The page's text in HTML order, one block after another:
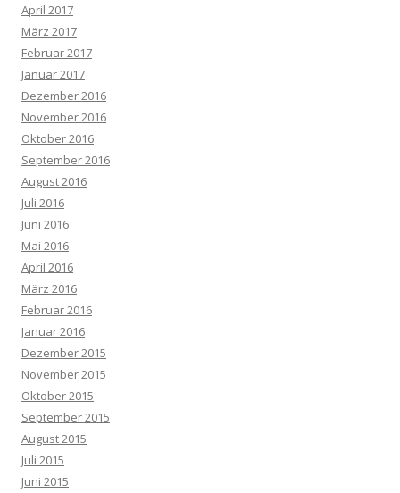
April 2017
März 2017
Februar 2017
Januar 2017
Dezember 2016
November 2016
Oktober 2016
September 2016
August 2016
Juli 2016
Juni 2016
Mai 2016
April 2016
März 2016
Februar 2016
Januar 2016
Dezember 2015
November 2015
Oktober 2015
September 2015
August 2015
Juli 2015
Juni 2015